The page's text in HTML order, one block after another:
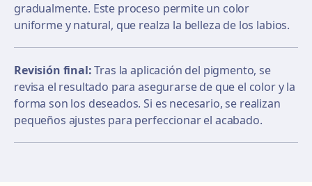
gradualmente. Este proceso permite un color
uniforme y natural, que realza la belleza de los labios.
Revisión final:Tras la aplicación del pigmento, se
revisa el resultado para asegurarse de que el color y la
forma son los deseados. Si es necesario, se realizan
pequeños ajustes para perfeccionar el acabado.